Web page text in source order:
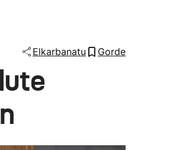
Elkarbanatu Gorde